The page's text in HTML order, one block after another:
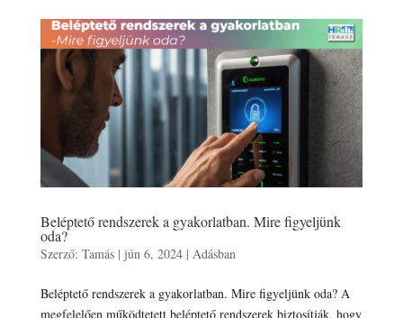
Beléptető rendszerek a gyakorlatban. Mire figyeljünk
oda?
Szerző: Tamás| jún 6, 2024| Adásban
Beléptető rendszerek a gyakorlatban. Mire figyeljünk oda? A
megfelelően működtetett beléptető rendszerek biztosítják, hogy